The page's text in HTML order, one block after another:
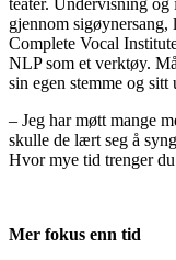
gjennom
Complete Vocal
NLP som et verktøy.
sin egen stemme og
– Jeg har møtt mange
skulle de lært seg å
Hvor mye tid trenger
Mer fokus enn tid